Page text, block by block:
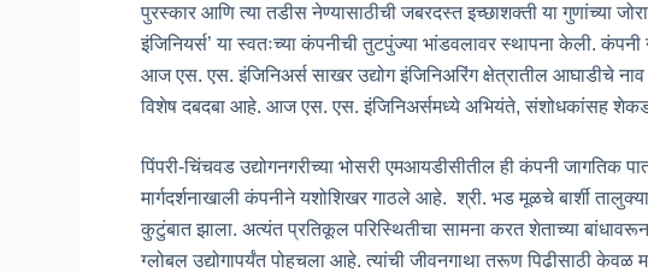
पुरस्कार आणि त्या तडीस नेण्यासाठीची जबरदस्त इच्छाशक्ती या गुणांच्या
इंजिनियर्स’ या स्वतःच्या कंपनीची तुटपुंज्या भांडवलावर स्थापना केली.
आज एस. एस. इंजिनिअर्स साखर उद्योग इंजिनिअरिंग क्षेत्रातील आघाडीचे
विशेष दबदबा आहे. आज एस. एस. इंजिनिअर्समध्ये अभियंते, संशोधकांसह
पिंपरी-चिंचवड उद्योगनगरीच्या भोसरी एमआयडीसीतील ही कंपनी जागतिक
मार्गदर्शनाखाली कंपनीने यशोशिखर गाठले आहे. श्री. भड मूळचे बार्शी
कुटुंबात झाला. अत्यंत प्रतिकूल परिस्थितीचा सामना करत शेताच्या
ग्लोबल उद्योगापर्यंत पोहचला आहे. त्यांची जीवनगाथा तरूण पिढीसाठी केवळ